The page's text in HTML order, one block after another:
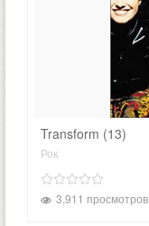
Transform (13)
Рок
3,911 просмотров